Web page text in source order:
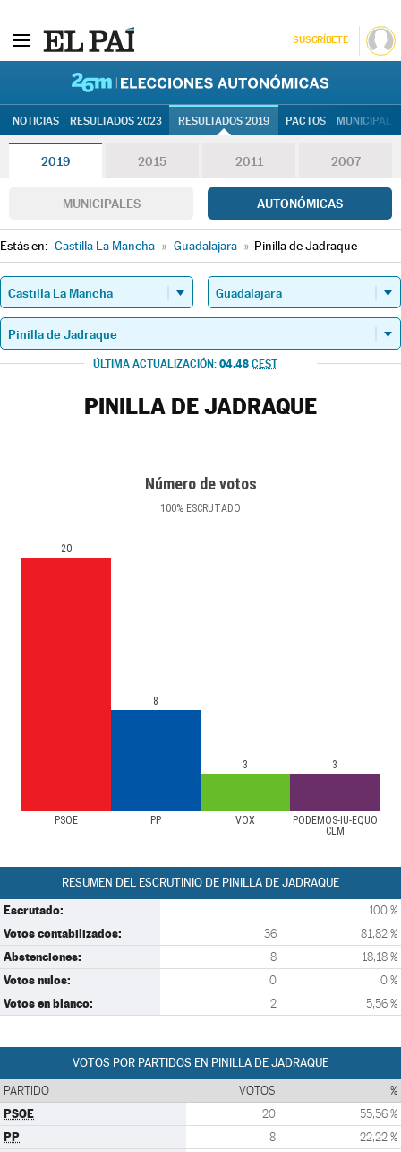
SUSCRÍBETE
NOTICIAS RESULTADOS 2023 RESULTADOS 2019 PACTOS
2019 2015 2011 2007
MUNICIPALES AUTONÓMICAS
Estás en: Castilla La Mancha » Guadalajara » Pinilla de Jadraque
ÚLTIMA ACTUALIZACIÓN: 04.48 CEST
PINILLA DE JADRAQUE
Número de votos
100% ESCRUTADO
PSOE PP VOX
PODEMOS-IU-EQUO
CLM
20
8
3 3
RESUMEN DEL ESCRUTINIO DE PINILLA DE JADRAQUE
Escrutado: 100 %
Votos contabilizados: 36 81,82 %
Abstenciones: 8 18,18 %
Votos nulos: 0 0 %
Votos en blanco: 2 5,56 %
VOTOS POR PARTIDOS EN PINILLA DE JADRAQUE
PARTIDO VOTOS %
PSOE 20 55,56 %
PP 8 22,22 %